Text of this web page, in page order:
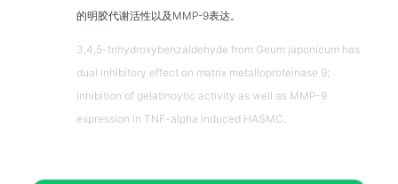
的明胶代谢活性以及MMP-9表达。
3,4,5-trihydroxybenzaldehyde from Geum japonicum has
dual inhibitory effect on matrix metalloproteinase 9;
inhibition of gelatinoytic activity as well as MMP-9
expression in TNF-alpha induced HASMC.